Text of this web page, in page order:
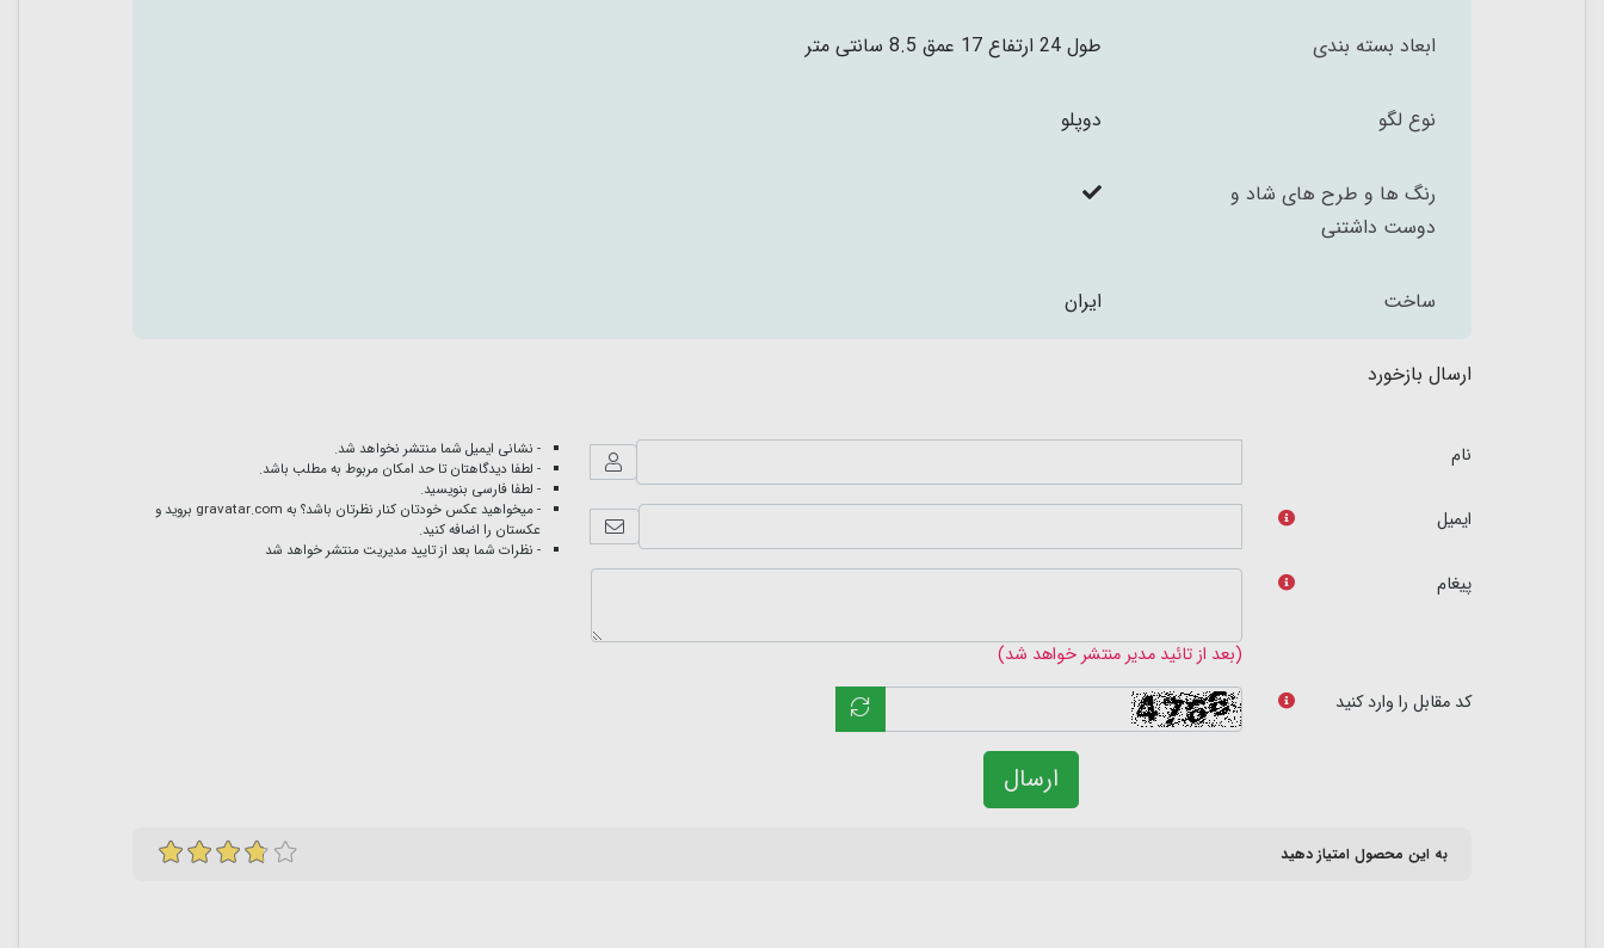
ابعاد بسته بندی طول 24 ارتفاع 17 عمق 8.5 سانتی متر
نوع لگو دوپلو
رنگ ها و طرح های شاد و
دوست داشتنی
ساخت ایران
ارسال بازخورد
نام
ایمیل
پیغام
(بعد از تائید مدیر منتشر خواهد شد)
کد مقابل را وارد کنید
ارسال
- نشانی ایمیل شما منتشر نخواهد شد.
- لطفا دیدگاهتان تا حد امکان مربوط به مطلب باشد.
- لطفا فارسی بنویسید.
- میخواهید عکس خودتان کنار نظرتان باشد؟ به gravatar.com بروید و
عکستان را اضافه کنید.
- نظرات شما بعد از تایید مدیریت منتشر خواهد شد
به این محصول امتیاز دهید